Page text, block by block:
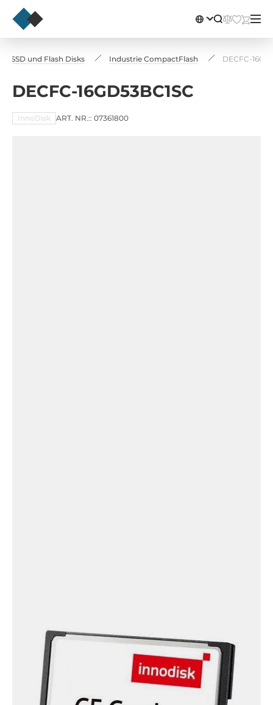
SSD und Flash Disks Industrie CompactFlash DECFC-
DECFC-16GD53BC1SC
InnoDisk ART. NR.:: 07361800